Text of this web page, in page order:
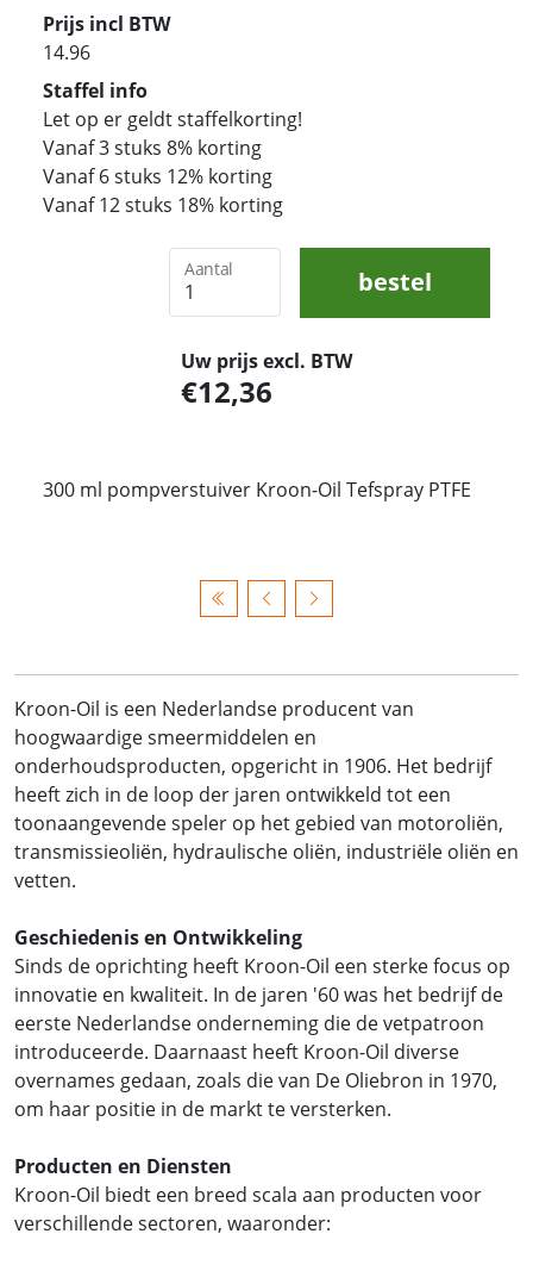
Prijs incl BTW
14.96
Staffel info
Let op er geldt staffelkorting!
Vanaf 3 stuks 8% korting
Vanaf 6 stuks 12% korting
Vanaf 12 stuks 18% korting
Aantal bestel
Uw prijs excl. BTW
12,36
300 ml pompverstuiver Kroon-Oil Tefspray PTFE
Kroon-Oil is een Nederlandse producent van
hoogwaardige smeermiddelen en
onderhoudsproducten, opgericht in 1906. Het bedrijf
heeft zich in de loop der jaren ontwikkeld tot een
toonaangevende speler op het gebied van motoroliën,
transmissieoliën, hydraulische oliën, industriële oliën en
vetten.
Geschiedenis en Ontwikkeling
Sinds de oprichting heeft Kroon-Oil een sterke focus op
innovatie en kwaliteit. In de jaren '60 was het bedrijf de
eerste Nederlandse onderneming die de vetpatroon
introduceerde. Daarnaast heeft Kroon-Oil diverse
overnames gedaan, zoals die van De Oliebron in 1970,
om haar positie in de markt te versterken.
Producten en Diensten
Kroon-Oil biedt een breed scala aan producten voor
verschillende sectoren, waaronder: